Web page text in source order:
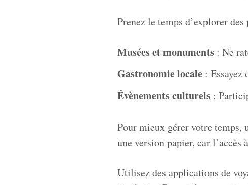
Prenez le temps d’explorer
Musées et monuments : Ne
Gastronomie locale : Essayez
Évènements culturels :
Pour mieux gérer votre temps,
une version papier, car l’accès
Utilisez des applications de